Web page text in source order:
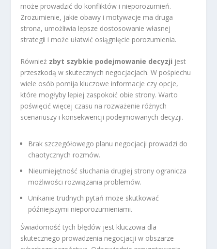
może prowadzić do konfliktów i nieporozumień.
Zrozumienie, jakie obawy i motywacje ma druga
strona, umożliwia lepsze dostosowanie własnej
strategii i może ułatwić osiągnięcie porozumienia.
Również zbyt szybkie podejmowanie decyzji jest
przeszkodą w skutecznych negocjacjach. W pośpiechu
wiele osób pomija kluczowe informacje czy opcje,
które mogłyby lepiej zaspokoić obie strony. Warto
poświęcić więcej czasu na rozważenie różnych
scenariuszy i konsekwencji podejmowanych decyzji.
Brak szczegółowego planu negocjacji prowadzi do
chaotycznych rozmów.
Nieumiejętność słuchania drugiej strony ogranicza
możliwości rozwiązania problemów.
Unikanie trudnych pytań może skutkować
późniejszymi nieporozumieniami.
Świadomość tych błędów jest kluczowa dla
skutecznego prowadzenia negocjacji w obszarze